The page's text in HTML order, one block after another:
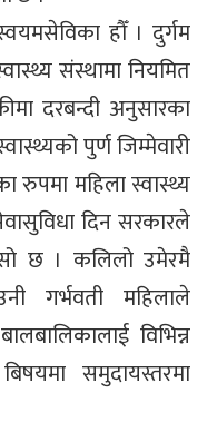
हौँ । दुर्गम
संस्थामा नियमित
दरबन्दी अनुसारका
पुर्ण जिम्मेवारी
रुपमा महिला स्वास्थ्य
दिन सरकारले
छ । कलिलो उमेरमै
गर्भवती महिलाले
विभिन्न
समुदायस्तरमा